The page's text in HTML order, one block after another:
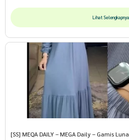
Lihat Selengkapnya
[SS] MEQA DAILY – MEGA Daily – Gamis